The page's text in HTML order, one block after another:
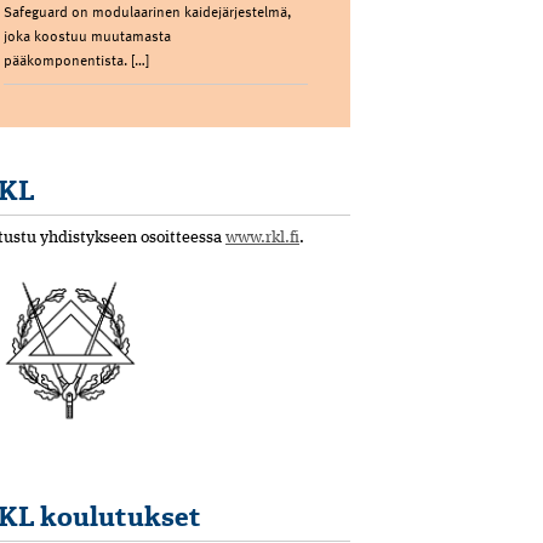
Safeguard on modulaarinen kaidejärjestelmä,
joka koostuu muutamasta
pääkomponentista. […]
yhdistykseen osoitteessa www.rkl.fi.
koulutukset